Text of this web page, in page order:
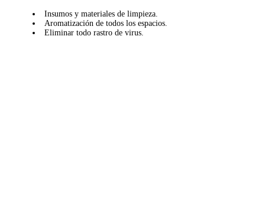
Insumos y materiales de limpieza.
Aromatización de todos los espacios.
Eliminar todo rastro de virus.